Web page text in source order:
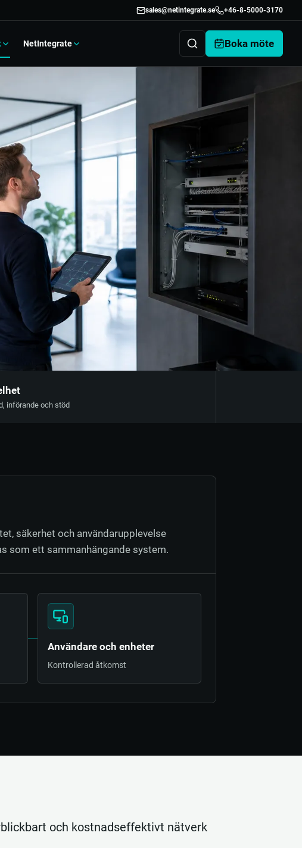
sales@netintegrate.se +46-8-5000-3170
NetIntegrate
ideella
Boka möte
införande och stöd
säkerhet och användarupplevelse
som ett sammanhängande system.
Användare och enheter
Kontrollerad åtkomst
och kostnadseffektivt nätverk